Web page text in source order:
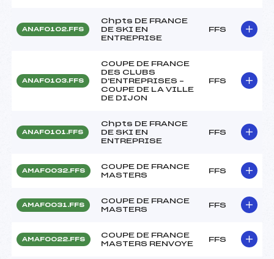
ANAF0102.FFS
Chpts DE FRANCE
DE SKI EN
ENTREPRISE
FFS
ANAF0103.FFS
COUPE DE FRANCE
DES CLUBS
D'ENTREPRISES –
COUPE DE LA VILLE
DE DIJON
FFS
ANAF0101.FFS
Chpts DE FRANCE
DE SKI EN
ENTREPRISE
FFS
AMAF0032.FFS
COUPE DE FRANCE
MASTERS
FFS
AMAF0031.FFS
COUPE DE FRANCE
MASTERS
FFS
AMAF0022.FFS
COUPE DE FRANCE
MASTERS RENVOYE
FFS